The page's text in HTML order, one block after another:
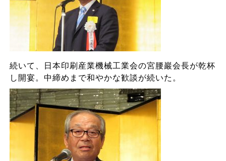
続いて、日本印刷産業機械工業会の宮腰巖会長が乾杯
し開宴。中締めまで和やかな歓談が続いた。